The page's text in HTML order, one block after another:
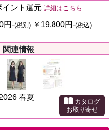
イント還元 詳細はこちら
円-(税別) ￥19,800円-(税込)
関連情報
春夏
カタログ
お取り寄せ